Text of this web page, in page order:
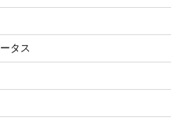
タス